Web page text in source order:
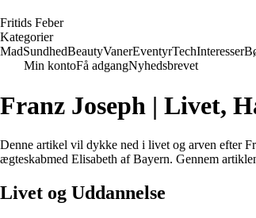
Fritids Feber
Kategorier
MadSundhedBeautyVanerEventyrTechInteresser
Min kontoFå adgangNyhedsbrevet
Franz Joseph | Livet,
Denne artikel vil dykke ned i livet og arven efter
ægteskabmed Elisabeth af Bayern. Gennem
Livet og Uddannelse